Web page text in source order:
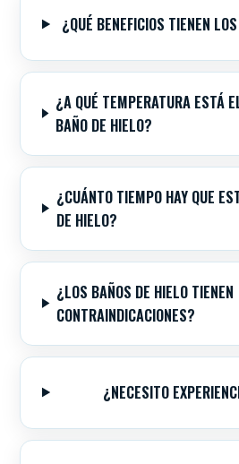
¿QUÉ BENEFICIOS TIENEN
¿A QUÉ TEMPERATURA ESTÁ
BAÑO DE HIELO?
¿CUÁNTO TIEMPO HAY QUE
DE HIELO?
¿LOS BAÑOS DE HIELO TIENEN
CONTRAINDICACIONES?
¿NECESITO